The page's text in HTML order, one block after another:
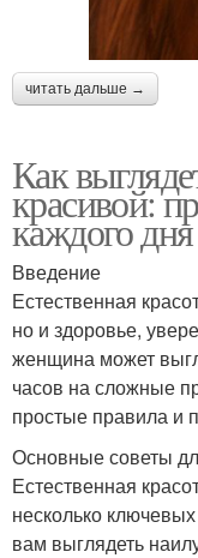
читать дальше →
Как
красивой:
каждого дня
Введение
Естественная
но и здоровье,
женщина может
часов на сложные
простые правила и
Основные советы
Естественная
несколько
вам выглядеть